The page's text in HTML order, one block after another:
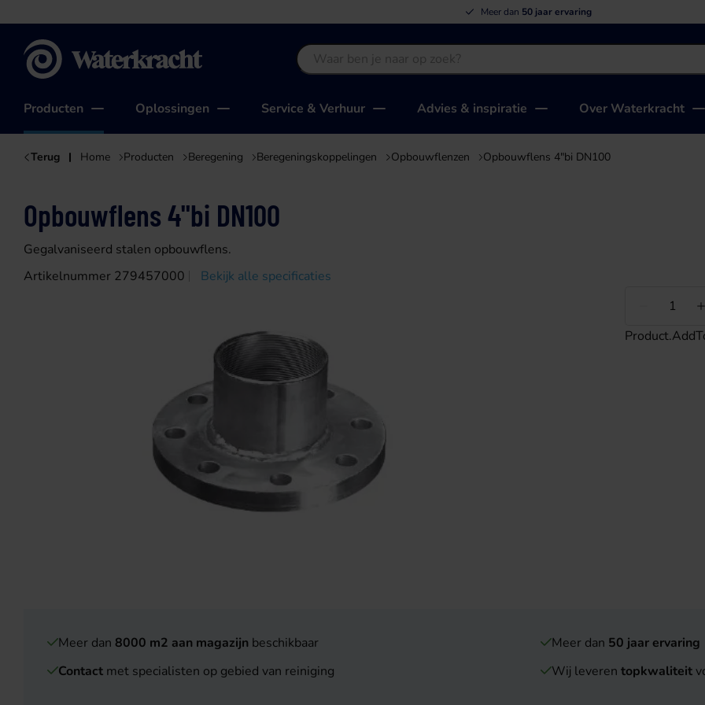
Meer dan 50 jaar ervaring
Producten Oplossingen Service & Verhuur Advies & inspiratie Over Waterkracht
Terug Home Producten Beregening Beregeningskoppelingen Opbouwflenzen Opbouwflens 4"bi DN100
Opbouwflens 4"bi DN100
Gegalvaniseerd stalen opbouwflens.
Artikelnummer 279457000
Bekijk alle specificaties
Minder
Meer dan 8000 m2 aan magazijn beschikbaar Meer dan 50 jaar ervaring
Contact met specialisten op gebied van reiniging Wij leveren topkwaliteit